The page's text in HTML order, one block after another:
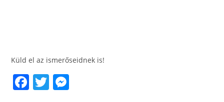
Küld el az ismerőseidnek is!
F T